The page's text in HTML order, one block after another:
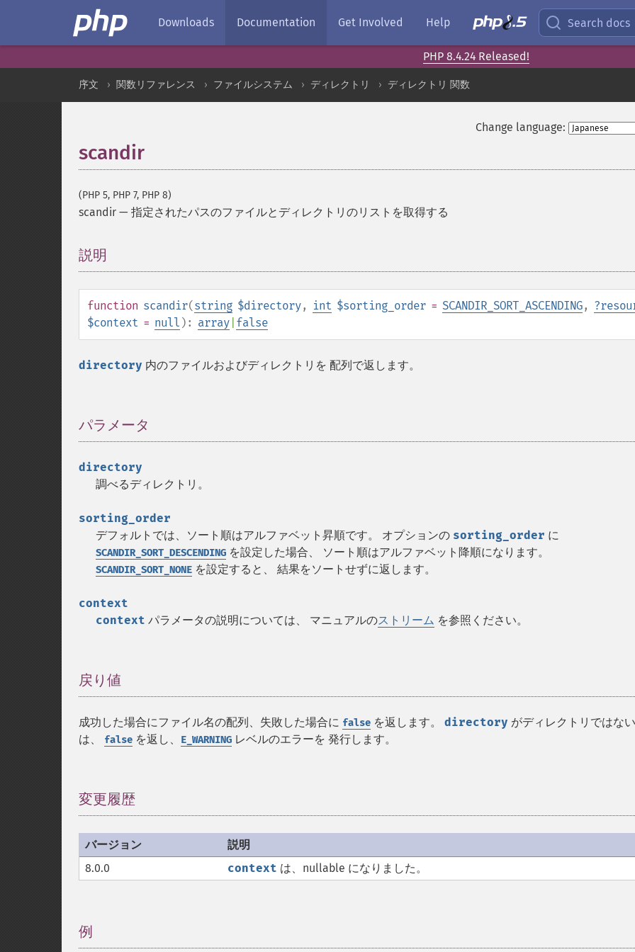
Downloads Documentation Get Involved Help Search docs
PHP 8.4.24 Released!
序文 関数リファレンス ファイルシステム ディレクトリ ディレクトリ 関数
Change language:
scandir
(PHP 5, PHP 7, PHP 8)
scandir — 指定されたパスのファイルとディレクトリのリストを取得する
説明
function scandir(string $directory, int $sorting_order = SCANDIR_SORT_ASCENDING, ?
$context = null ): array false
directory 内のファイルおよびディレクトリを 配列で返します。
パラメータ
directory
調べるディレクトリ。
sorting_order
デフォルトでは、ソート順はアルファベット昇順です。 オプションの sorting_order に
SCANDIR_SORT_DESCENDING を設定した場合、 ソート順はアルファベット降順になります。
SCANDIR_SORT_NONE を設定すると、 結果をソートせずに返します。
context
context パラメータの説明については、 マニュアルのストリーム を参照ください。
戻り値
成功した場合にファイル名の配列、失敗した場合に false を返します。 directory がディレクトリではな
は、
false を返し、 E_WARNING レベルのエラーを 発行します。
変更履歴
バージョン
説明
8.0.0
context は、nullable になりました。
例